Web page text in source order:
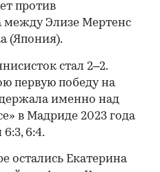
против
между Элизе Мертенс
(Япония).
стал 2–2.
первую победу на
именно над
в Мадриде 2023 года
6:4.
остались Екатерина